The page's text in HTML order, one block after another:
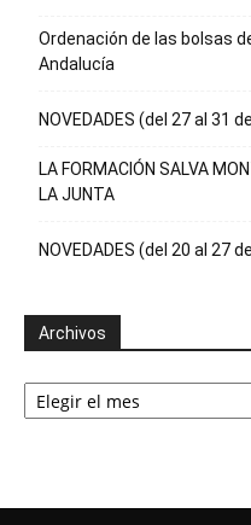
Ordenación de las bolsas
Andalucía
NOVEDADES (del 27 al 31
LA FORMACIÓN SALVA
LA JUNTA
NOVEDADES (del 20 al 27
Archivos
Archivos